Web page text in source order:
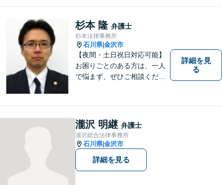
杉本 隆 弁護士
杉本法律事務所
石川県|金沢市
【夜間・土日祝日対応可能】
お困りごとのある方は、一人
で悩まず、ぜひご相談くださ
さい（相談料：１時間５5００
円(税込））
詳細を見
る
瀧沢 明継 弁護士
瀧沢総合法律事務所
石川県|金沢市
詳細を見る